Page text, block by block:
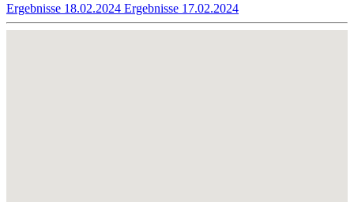
Ergebnisse 18.02.2024 Ergebnisse 17.02.2024